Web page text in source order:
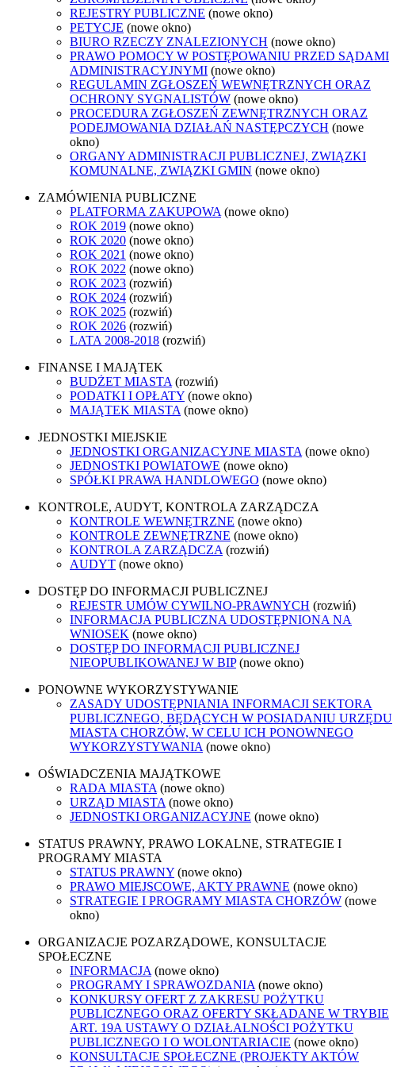
REJESTRY PUBLICZNE (nowe okno)
PETYCJE (nowe okno)
BIURO RZECZY ZNALEZIONYCH (nowe okno)
PRAWO POMOCY W POSTĘPOWANIU PRZED SĄDAMI
ADMINISTRACYJNYMI (nowe okno)
REGULAMIN ZGŁOSZEŃ WEWNĘTRZNYCH ORAZ
OCHRONY SYGNALISTÓW (nowe okno)
PROCEDURA ZGŁOSZEŃ ZEWNĘTRZNYCH ORAZ
PODEJMOWANIA DZIAŁAŃ NASTĘPCZYCH (nowe
okno)
ORGANY ADMINISTRACJI PUBLICZNEJ, ZWIĄZKI
KOMUNALNE, ZWIĄZKI GMIN (nowe okno)
ZAMÓWIENIA PUBLICZNE
PLATFORMA ZAKUPOWA (nowe okno)
ROK 2019 (nowe okno)
ROK 2020 (nowe okno)
ROK 2021 (nowe okno)
ROK 2022 (nowe okno)
ROK 2023 (rozwiń)
ROK 2024 (rozwiń)
ROK 2025 (rozwiń)
ROK 2026 (rozwiń)
LATA 2008-2018 (rozwiń)
FINANSE I MAJĄTEK
BUDŻET MIASTA (rozwiń)
PODATKI I OPŁATY (nowe okno)
MAJĄTEK MIASTA (nowe okno)
JEDNOSTKI MIEJSKIE
JEDNOSTKI ORGANIZACYJNE MIASTA (nowe okno)
JEDNOSTKI POWIATOWE (nowe okno)
SPÓŁKI PRAWA HANDLOWEGO (nowe okno)
KONTROLE, AUDYT, KONTROLA ZARZĄDCZA
KONTROLE WEWNĘTRZNE (nowe okno)
KONTROLE ZEWNĘTRZNE (nowe okno)
KONTROLA ZARZĄDCZA (rozwiń)
AUDYT (nowe okno)
DOSTĘP DO INFORMACJI PUBLICZNEJ
REJESTR UMÓW CYWILNO-PRAWNYCH (rozwiń)
INFORMACJA PUBLICZNA UDOSTĘPNIONA NA
WNIOSEK (nowe okno)
DOSTĘP DO INFORMACJI PUBLICZNEJ
NIEOPUBLIKOWANEJ W BIP (nowe okno)
PONOWNE WYKORZYSTYWANIE
ZASADY UDOSTĘPNIANIA INFORMACJI SEKTORA
PUBLICZNEGO, BĘDĄCYCH W POSIADANIU URZĘDU
MIASTA CHORZÓW, W CELU ICH PONOWNEGO
WYKORZYSTYWANIA (nowe okno)
OŚWIADCZENIA MAJĄTKOWE
RADA MIASTA (nowe okno)
URZĄD MIASTA (nowe okno)
JEDNOSTKI ORGANIZACYJNE (nowe okno)
STATUS PRAWNY, PRAWO LOKALNE, STRATEGIE I
PROGRAMY MIASTA
STATUS PRAWNY (nowe okno)
PRAWO MIEJSCOWE, AKTY PRAWNE (nowe okno)
STRATEGIE I PROGRAMY MIASTA CHORZÓW (nowe
okno)
ORGANIZACJE POZARZĄDOWE, KONSULTACJE
SPOŁECZNE
INFORMACJA (nowe okno)
PROGRAMY I SPRAWOZDANIA (nowe okno)
KONKURSY OFERT Z ZAKRESU POŻYTKU
PUBLICZNEGO ORAZ OFERTY SKŁADANE W TRYBIE
ART. 19A USTAWY O DZIAŁALNOŚCI POŻYTKU
PUBLICZNEGO I O WOLONTARIACIE (nowe okno)
KONSULTACJE SPOŁECZNE (PROJEKTY AKTÓW